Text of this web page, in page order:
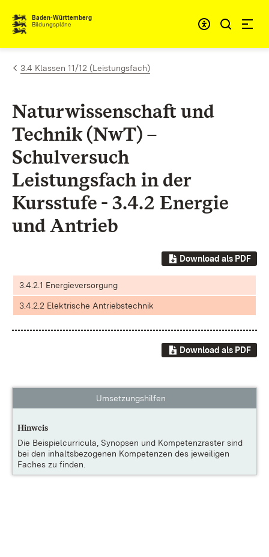
Zum Inhalt springen
Baden-Württemberg
Bildungspläne
3.4 Klassen 11/12 (Leistungsfach)
Naturwissenschaft und
Technik (NwT) –
Schulversuch
Leistungsfach in der
Kursstufe - 3.4.2 Energie
und Antrieb
Download als PDF
3.4.2.1 Energieversorgung
3.4.2.2 Elektrische Antriebstechnik
Download als PDF
Umsetzungshilfen
Hinweis
Die Beispielcurricula, Synopsen und Kompetenzraster sind
bei den inhaltsbezogenen Kompetenzen des jeweiligen
Faches zu finden.